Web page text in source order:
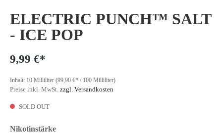
ELECTRIC PUNCH™ SALT
- ICE POP
9,99 €*
Inhalt: 10 Milliliter (99,90 €* / 100 Milliliter)
Preise inkl. MwSt. zzgl. Versandkosten
SOLD OUT
Nikotinstärke